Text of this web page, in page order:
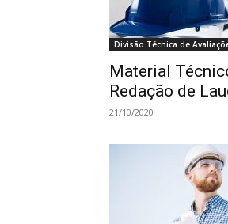
Divisão Técnica de
Material
Redação de
21/10/2020